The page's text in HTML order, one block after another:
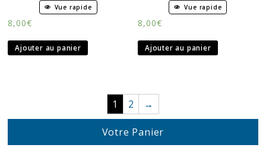
Vue rapide
8,00€
Ajouter au panier
Vue rapide
8,00€
Ajouter au panier
1 2 →
Votre Panier